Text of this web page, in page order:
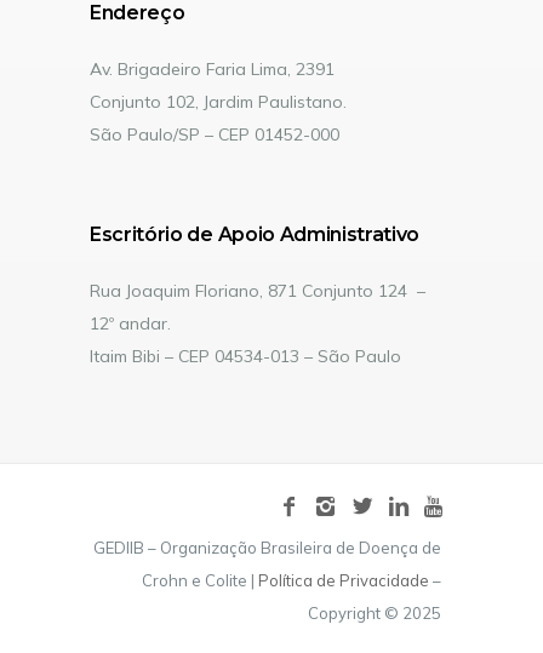
Endereço
Av. Brigadeiro Faria Lima, 2391
Conjunto 102, Jardim Paulistano.
São Paulo/SP – CEP 01452-000
Escritório de Apoio Administrativo
Rua Joaquim Floriano, 871 Conjunto 124 –
12º andar.
Itaim Bibi – CEP 04534-013 – São Paulo
GEDIIB – Organização Brasileira de Doença de
Crohn e Colite | Política de Privacidade –
Copyright © 2025